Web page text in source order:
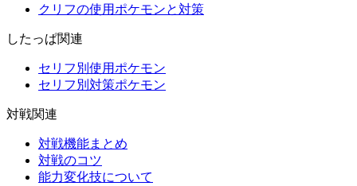
クリフの使用ポケモンと対策
したっぱ関連
セリフ別使用ポケモン
セリフ別対策ポケモン
対戦関連
対戦機能まとめ
対戦のコツ
能力変化技について